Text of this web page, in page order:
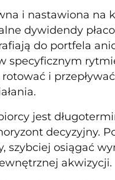
i nastawiona na
dywidendy
do portfela
i
jest
decyzyjny.
szybciej osiągać
akwizycji.